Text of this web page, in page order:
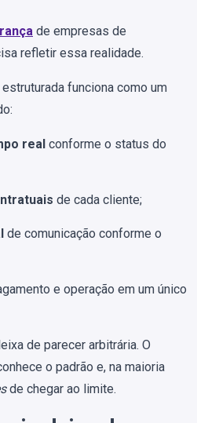
de empresas de
refletir essa realidade.
funciona como um
real conforme o status do
de cada cliente;
de comunicação conforme o
e operação em um único
de parecer arbitrária. O
o padrão e, na maioria
de chegar ao limite.